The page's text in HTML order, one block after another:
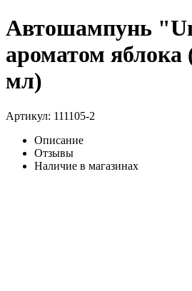
Автошампунь
ароматом яблока
мл)
Артикул: 111105-2
Описание
Отзывы
Наличие в магазинах